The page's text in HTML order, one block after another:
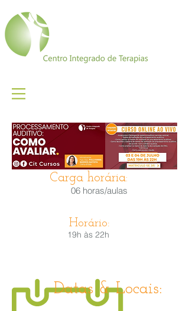
Carga horária:
06 horas/aulas
Horário:
19h às 22h
Datas & Locais: